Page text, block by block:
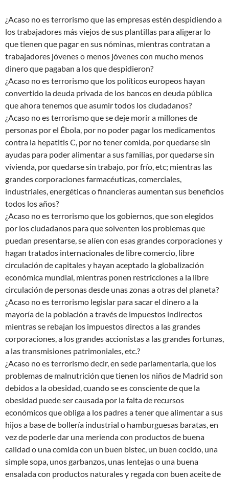
¿Acaso no es terrorismo que las empresas estén despidiendo a
los trabajadores más viejos de sus plantillas para aligerar lo
que tienen que pagar en sus nóminas, mientras contratan a
trabajadores jóvenes o menos jóvenes con mucho menos
dinero que pagaban a los que despidieron?
¿Acaso no es terrorismo que los políticos europeos hayan
convertido la deuda privada de los bancos en deuda pública
que ahora tenemos que asumir todos los ciudadanos?
¿Acaso no es terrorismo que se deje morir a millones de
personas por el Ébola, por no poder pagar los medicamentos
contra la hepatitis C, por no tener comida, por quedarse sin
ayudas para poder alimentar a sus familias, por quedarse sin
vivienda, por quedarse sin trabajo, por frío, etc; mientras las
grandes corporaciones farmacéuticas, comerciales,
industriales, energéticas o financieras aumentan sus beneficios
todos los años?
¿Acaso no es terrorismo que los gobiernos, que son elegidos
por los ciudadanos para que solventen los problemas que
puedan presentarse, se alíen con esas grandes corporaciones y
hagan tratados internacionales de libre comercio, libre
circulación de capitales y hayan aceptado la globalización
económica mundial, mientras ponen restricciones a la libre
circulación de personas desde unas zonas a otras del planeta?
¿Acaso no es terrorismo legislar para sacar el dinero a la
mayoría de la población a través de impuestos indirectos
mientras se rebajan los impuestos directos a las grandes
corporaciones, a los grandes accionistas a las grandes fortunas,
a las transmisiones patrimoniales, etc.?
¿Acaso no es terrorismo decir, en sede parlamentaria, que los
problemas de malnutrición que tienen los niños de Madrid son
debidos a la obesidad, cuando se es consciente de que la
obesidad puede ser causada por la falta de recursos
económicos que obliga a los padres a tener que alimentar a sus
hijos a base de bollería industrial o hamburguesas baratas, en
vez de poderle dar una merienda con productos de buena
calidad o una comida con un buen bistec, un buen cocido, una
simple sopa, unos garbanzos, unas lentejas o una buena
ensalada con productos naturales y regada con buen aceite de